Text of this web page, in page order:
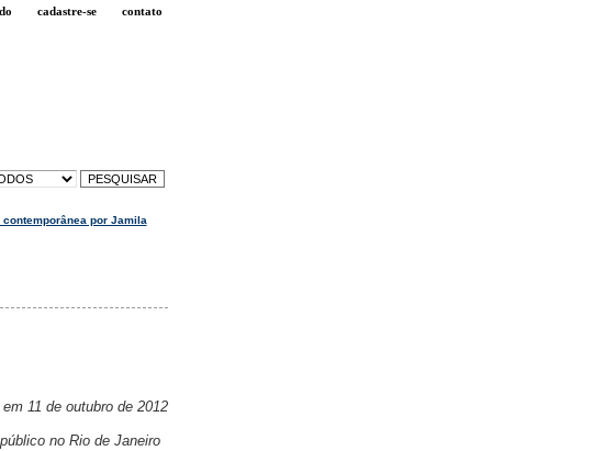
cadastre-se contato
por Jamila
11 de outubro de 2012
no Rio de Janeiro